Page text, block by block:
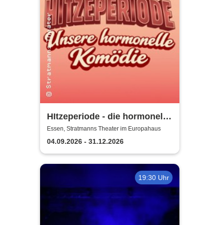
HItzeperiode - die hormonelle
Komödie
Essen, Stratmanns Theater im Europahaus
04.09.2026 - 31.12.2026
19:30 Uhr